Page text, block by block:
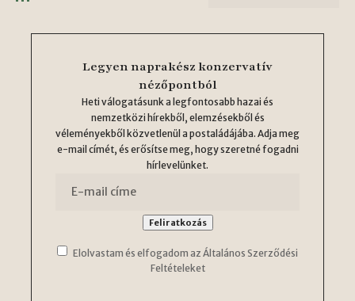
Legyen naprakész konzervatív
nézőpontból
Heti válogatásunk a legfontosabb hazai és
nemzetközi hírekből, elemzésekből és
véleményekből közvetlenül a postaládájába. Adja meg
e-mail címét, és erősítse meg, hogy szeretné fogadni
hírlevelünket.
Elolvastam és elfogadom az Általános Szerződési
Feltételeket